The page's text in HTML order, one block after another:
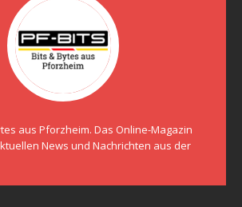
aus Pforzheim. Das Online-Magazin
News und Nachrichten aus der